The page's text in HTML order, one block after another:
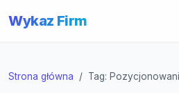
Wykaz Firm
Strona główna Tag: